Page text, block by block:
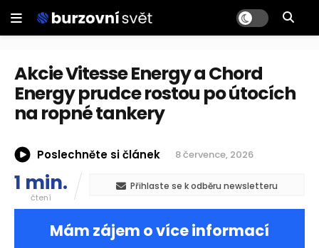
Akcie Vitesse Energy a Chord
Energy prudce rostou po útocích
na ropné tankery
Poslechněte si článek 8 července, 2026
1 min.
čtení
Přihlaste se k odběru newsletteru
Mám zájem o více informací